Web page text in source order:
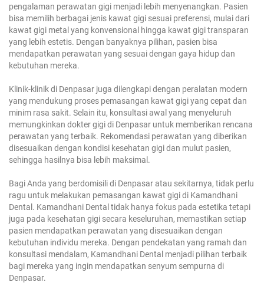
pengalaman perawatan gigi menjadi lebih menyenangkan. Pasien
bisa memilih berbagai jenis kawat gigi sesuai preferensi, mulai dari
kawat gigi metal yang konvensional hingga kawat gigi transparan
yang lebih estetis. Dengan banyaknya pilihan, pasien bisa
mendapatkan perawatan yang sesuai dengan gaya hidup dan
kebutuhan mereka.
Klinik-klinik di Denpasar juga dilengkapi dengan peralatan modern
yang mendukung proses pemasangan kawat gigi yang cepat dan
minim rasa sakit. Selain itu, konsultasi awal yang menyeluruh
memungkinkan dokter gigi di Denpasar untuk memberikan rencana
perawatan yang terbaik. Rekomendasi perawatan yang diberikan
disesuaikan dengan kondisi kesehatan gigi dan mulut pasien,
sehingga hasilnya bisa lebih maksimal.
Bagi Anda yang berdomisili di Denpasar atau sekitarnya, tidak perlu
ragu untuk melakukan pemasangan kawat gigi di Kamandhani
Dental. Kamandhani Dental tidak hanya fokus pada estetika tetapi
juga pada kesehatan gigi secara keseluruhan, memastikan setiap
pasien mendapatkan perawatan yang disesuaikan dengan
kebutuhan individu mereka. Dengan pendekatan yang ramah dan
konsultasi mendalam, Kamandhani Dental menjadi pilihan terbaik
bagi mereka yang ingin mendapatkan senyum sempurna di
Denpasar.